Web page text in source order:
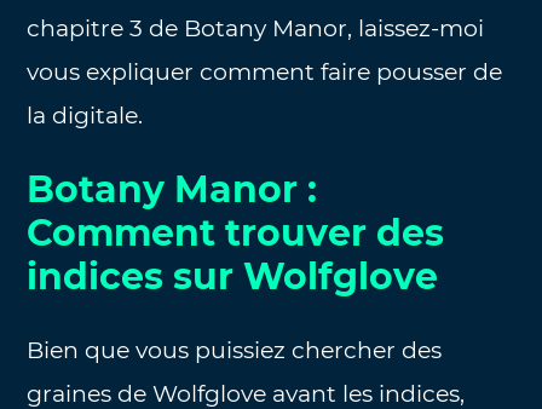
chapitre 3 de Botany Manor, laissez-moi
vous expliquer comment faire pousser de
la digitale.
Botany Manor :
Comment trouver des
indices sur Wolfglove
Bien que vous puissiez chercher des
graines de Wolfglove avant les indices,